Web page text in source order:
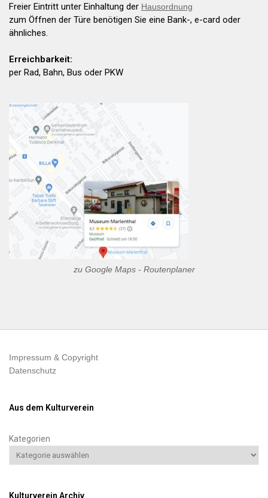
Freier Eintritt unter Einhaltung der Hausordnung
zum Öffnen der Türe benötigen Sie eine Bank-, e-card oder
ähnliches.
Erreichbarkeit:
per Rad, Bahn, Bus oder PKW
zu Google Maps - Routenplaner
Impressum & Copyright
Datenschutz
Aus dem Kulturverein
Kategorien
Kulturverein Archiv